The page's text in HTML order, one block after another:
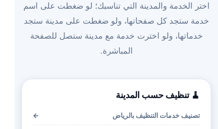
اختر الخدمة والمدينة التي تناسبك؛ لو ضغطت على اسم
خدمة ستجد كل صفحاتها، ولو ضغطت على مدينة ستجد
خدماتها، ولو اخترت خدمة مع مدينة ستصل للصفحة
المباشرة.
🧹 تنظيف حسب المدينة
تصنيف خدمات التنظيف بالرياض ←